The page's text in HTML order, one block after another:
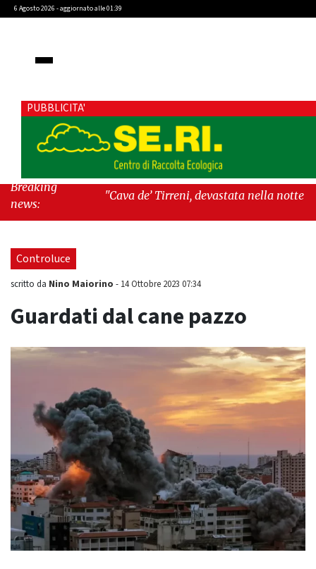
6 Agosto 2026 - aggiornato alle 01:39
PUBBLICITA'
Breaking
news:
"Cava de’ Tirreni, devastata nella notte la Villa
fragilità sociali e pressioni economiche"
Controluce
scritto da Nino Maiorino - 14 Ottobre 2023 07:34
Guardati dal cane pazzo